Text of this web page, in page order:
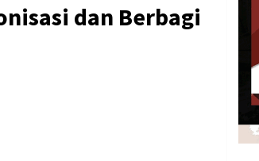
dan Berbagi